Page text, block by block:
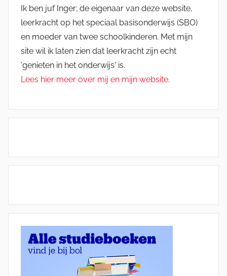
Ik ben juf Inger; de eigenaar van deze website,
leerkracht op het speciaal basisonderwijs (SBO)
en moeder van twee schoolkinderen. Met mijn
site wil ik laten zien dat leerkracht zijn echt
'genieten in het onderwijs' is.
Lees hier meer over mij en mijn website.